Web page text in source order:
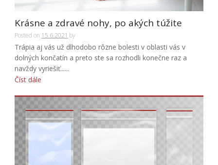
Krásne a zdravé nohy, po akých túžite
Posted on 15.6.2021 by
Trápia aj vás už dlhodobo rôzne bolesti v oblasti vás v
dolných končatín a preto ste sa rozhodli konečne raz a
navždy vyriešiť......
Číst dále